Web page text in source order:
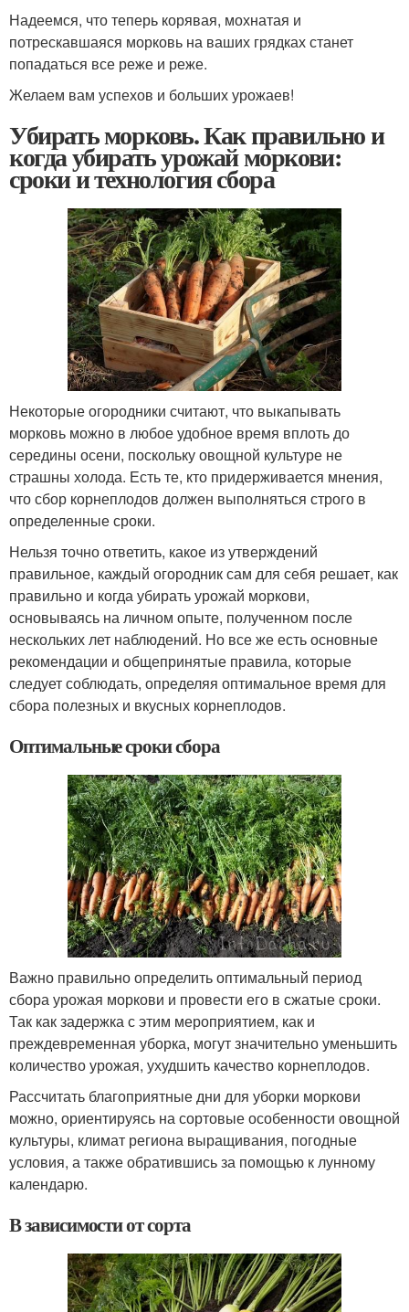
Надеемся, что теперь корявая, мохнатая и
потрескавшаяся морковь на ваших грядках станет
попадаться все реже и реже.
Желаем вам успехов и больших урожаев!
Убирать морковь. Как правильно и
когда убирать урожай моркови:
сроки и технология сбора
Некоторые огородники считают, что выкапывать
морковь можно в любое удобное время вплоть до
середины осени, поскольку овощной культуре не
страшны холода. Есть те, кто придерживается мнения,
что сбор корнеплодов должен выполняться строго в
определенные сроки.
Нельзя точно ответить, какое из утверждений
правильное, каждый огородник сам для себя решает, как
правильно и когда убирать урожай моркови,
основываясь на личном опыте, полученном после
нескольких лет наблюдений. Но все же есть основные
рекомендации и общепринятые правила, которые
следует соблюдать, определяя оптимальное время для
сбора полезных и вкусных корнеплодов.
Оптимальные сроки сбора
Важно правильно определить оптимальный период
сбора урожая моркови и провести его в сжатые сроки.
Так как задержка с этим мероприятием, как и
преждевременная уборка, могут значительно уменьшить
количество урожая, ухудшить качество корнеплодов.
Рассчитать благоприятные дни для уборки моркови
можно, ориентируясь на сортовые особенности овощной
культуры, климат региона выращивания, погодные
условия, а также обратившись за помощью к лунному
календарю.
В зависимости от сорта